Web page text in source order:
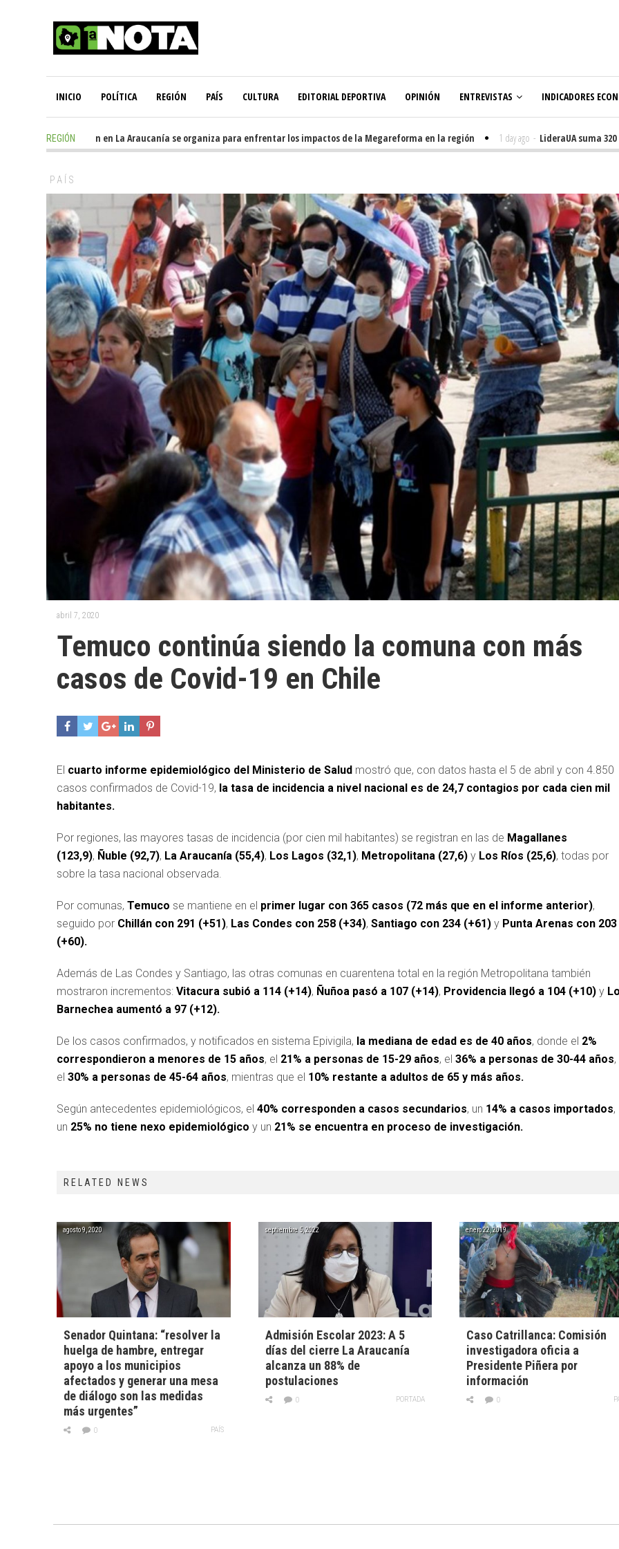
INICIO POLÍTICA REGIÓN PAÍS CULTURA EDITORIAL DEPORTIVA OPINIÓN ENTREVISTAS INDICADORES
REGIÓN
Oposición en La Araucanía se organiza para enfrentar los impactos de la Megareforma en la región 1 day ago - LideraUA suma 320
PAÍS
abril 7, 2020
Temuco continúa siendo la comuna con más
casos de Covid-19 en Chile
El cuarto informe epidemiológico del Ministerio de Salud mostró que, con datos hasta el 5 de abril y con 4.850
casos confirmados de Covid-19, la tasa de incidencia a nivel nacional es de 24,7 contagios por cada cien mil
habitantes.
Por regiones, las mayores tasas de incidencia (por cien mil habitantes) se registran en las de Magallanes
(123,9), Ñuble (92,7), La Araucanía (55,4), Los Lagos (32,1), Metropolitana (27,6) y Los Ríos (25,6), todas por
sobre la tasa nacional observada.
Por comunas, Temuco se mantiene en el primer lugar con 365 casos (72 más que en el informe anterior),
seguido por Chillán con 291 (+51), Las Condes con 258 (+34), Santiago con 234 (+61) y Punta Arenas con 203
(+60).
Además de Las Condes y Santiago, las otras comunas en cuarentena total en la región Metropolitana también
mostraron incrementos: Vitacura subió a 114 (+14), Ñuñoa pasó a 107 (+14), Providencia llegó a 104 (+10) y
Barnechea aumentó a 97 (+12).
De los casos confirmados, y notificados en sistema Epivigila, la mediana de edad es de 40 años, donde el 2%
correspondieron a menores de 15 años, el 21% a personas de 15-29 años, el 36% a personas de 30-44 años,
el 30% a personas de 45-64 años, mientras que el 10% restante a adultos de 65 y más años.
Según antecedentes epidemiológicos, el 40% corresponden a casos secundarios, un 14% a casos importados,
un 25% no tiene nexo epidemiológico y un 21% se encuentra en proceso de investigación.
RELATED NEWS
agosto 9, 2020
Senador Quintana: “resolver la
huelga de hambre, entregar
apoyo a los municipios
afectados y generar una mesa
de diálogo son las medidas
más urgentes”
PAÍS
0
septiembre 5, 2022
Admisión Escolar 2023: A 5
días del cierre La Araucanía
alcanza un 88% de
postulaciones
PORTADA
0
enero 22, 2019
Caso Catrillanca: Comisión
investigadora oficia a
Presidente Piñera por
información
0